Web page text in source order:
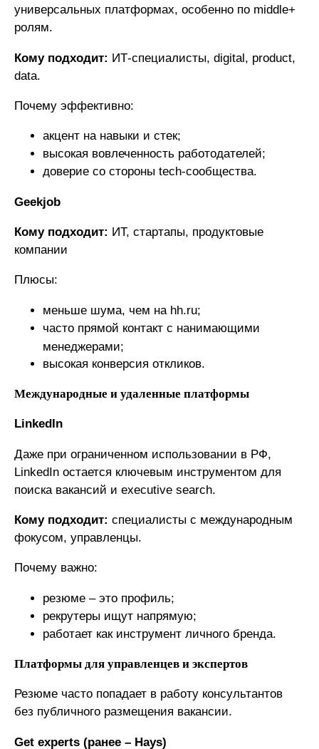
универсальных платформах, особенно по middle+
ролям.
Кому подходит: ИТ-специалисты, digital, product,
data.
Почему эффективно:
акцент на навыки и стек;
высокая вовлеченность работодателей;
доверие со стороны tech-сообщества.
Geekjob
Кому подходит: ИТ, стартапы, продуктовые
компании
Плюсы:
меньше шума, чем на hh.ru;
часто прямой контакт с нанимающими
менеджерами;
высокая конверсия откликов.
Международные и удаленные платформы
LinkedIn
Даже при ограниченном использовании в РФ,
LinkedIn остается ключевым инструментом для
поиска вакансий и executive search.
Кому подходит: специалисты с международным
фокусом, управленцы.
Почему важно:
резюме – это профиль;
рекрутеры ищут напрямую;
работает как инструмент личного бренда.
Платформы для управленцев и экспертов
Резюме часто попадает в работу консультантов
без публичного размещения вакансии.
Get experts (ранее – Hays)